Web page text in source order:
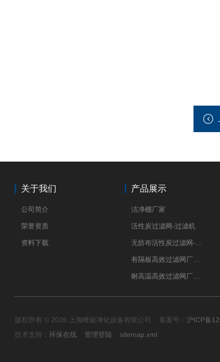
关于我们
公司简介
荣誉资质
资料下载
产品展示
洁净棚厂家
活性炭过滤网-过滤机
版权所有 © 2026 上海峰旋净化设备有限公司 备案号： 沪ICP备
技术支持： 环保在线 管理登陆 sitemap.xml